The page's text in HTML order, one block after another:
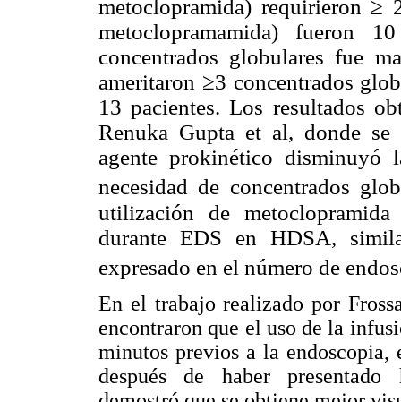
metoclopramida) requirieron
metoclopramamida) fueron
concentrados globulares fue
ameritaron ≥3 concentrados
13 pacientes. Los resultados
Renuka Gupta et al, donde se
agente prokinético disminuyó
necesidad de concentrados
utilización de
durante EDS en HDSA,
expresado en el número de
En el trabajo realizado por
encontraron que el uso de la
minutos previos a la endoscopia,
después de haber presentado